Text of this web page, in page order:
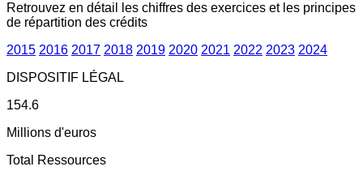
Retrouvez en détail les chiffres des exercices et les principes
de répartition des crédits
2015 2016 2017 2018 2019 2020 2021 2022 2023 2024
DISPOSITIF LÉGAL
154.6
Millions d'euros
Total Ressources